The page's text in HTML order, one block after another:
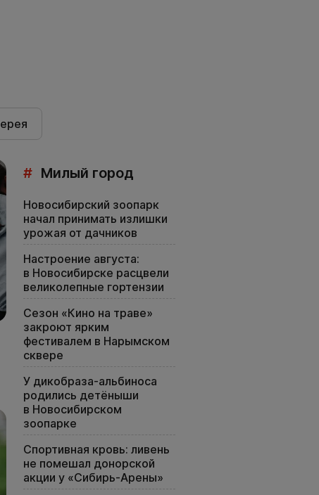
# Милый город
Новосибирский зоопарк
начал принимать излишки
урожая от дачников
Настроение августа:
в Новосибирске расцвели
великолепные гортензии
Сезон «Кино на траве»
закроют ярким
фестивалем в Нарымском
сквере
У дикобраза-альбиноса
родились детёныши
в Новосибирском
зоопарке
Спортивная кровь: ливень
не помешал донорской
акции у «Сибирь-Арены»